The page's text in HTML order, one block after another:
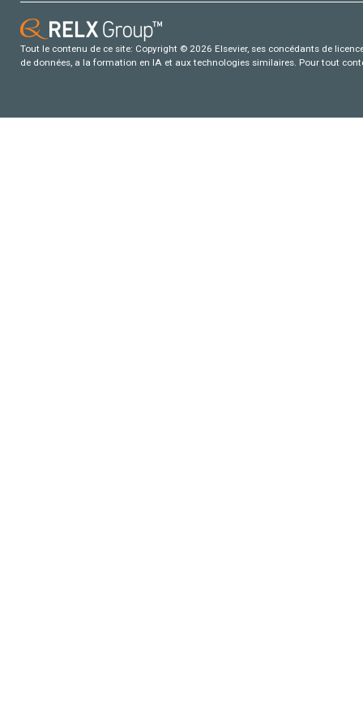
Tout le contenu de ce site: Copyright © 2026 Elsevier, ses concédants de
de données, a la formation en IA et aux technologies similaires. Pour tout